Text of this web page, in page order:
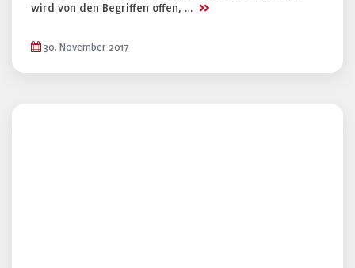
wird von den Begriffen offen, … >>
30. November 2017